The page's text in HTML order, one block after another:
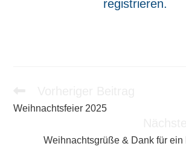
registrieren.
ansehen
Weihnachtsfeier 2025
Weihnachtsgrüße & Dank für ein